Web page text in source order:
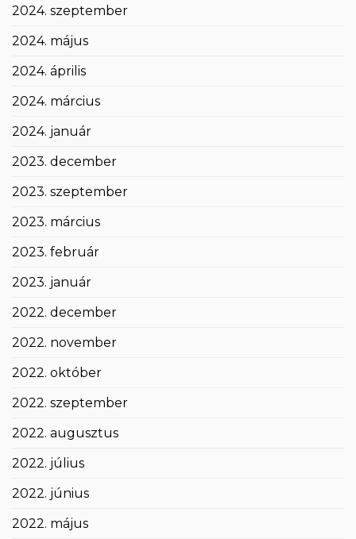
2024. szeptember
2024. május
2024. április
2024. március
2024. január
2023. december
2023. szeptember
2023. március
2023. február
2023. január
2022. december
2022. november
2022. október
2022. szeptember
2022. augusztus
2022. július
2022. június
2022. május